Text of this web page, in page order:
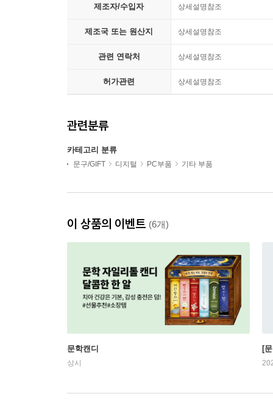
제조자/수입자 상세설명참조
제조국 또는 원산지 상세설명참조
관련 연락처 상세설명참조
허가관련 상세설명참조
관련분류
카테고리 분류
문구/GIFT 디지털 PC부품 기타 부품
이 상품의 이벤트 (6개)
문학캔디
상시
[